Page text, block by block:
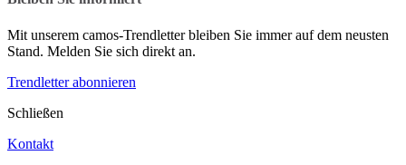
Mit unserem camos-Trendletter bleiben Sie immer auf dem neusten
Stand. Melden Sie sich direkt an.
Trendletter abonnieren
Schließen
Kontakt